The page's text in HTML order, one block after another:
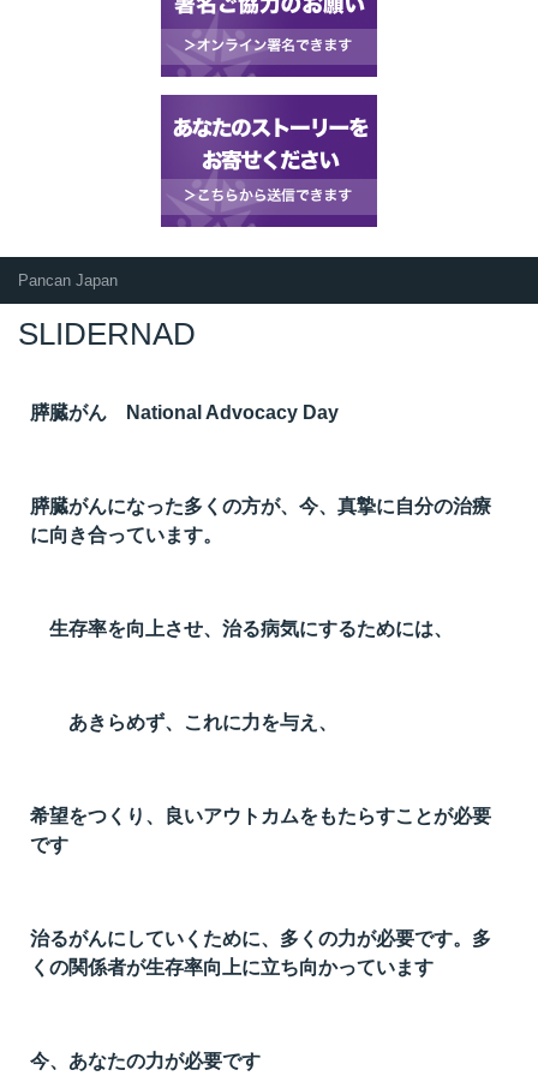
Pancan Japan
SLIDERNAD
膵臓がん National Advocacy Day
膵臓がんになった多くの方が、今、真摯に自分の治療
に向き合っています。
生存率を向上させ、治る病気にするためには、
あきらめず、これに力を与え、
希望をつくり、良いアウトカムをもたらすことが必要
です
治るがんにしていくために、多くの力が必要です。多
くの関係者が生存率向上に立ち向かっています
今、あなたの力が必要です